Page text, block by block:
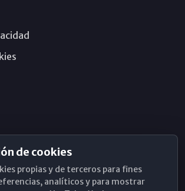
de cookies
propias y de terceros para fines
analíticos y para mostrar